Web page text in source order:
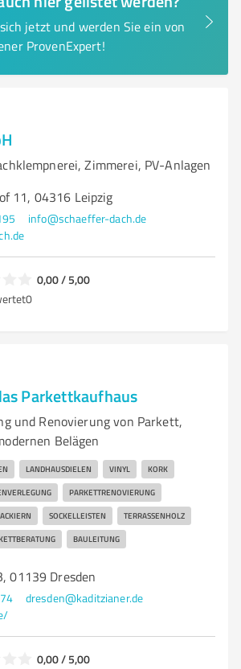
jetzt und werden Sie ein von
ProvenExpert!
Zimmerei, PV-Anlagen
11, 04316 Leipzig
info@schaeffer-dach.de
0,00 / 5,00
0
Parkettkaufhaus
und Renovierung von Parkett,
Belägen
LANDHAUSDIELEN VINYL KORK
PARKETTRENOVIERUNG
SOCKELLEISTEN TERRASSENHOLZ
BAULEITUNG
01139 Dresden
dresden@kaditzianer.de
0,00 / 5,00